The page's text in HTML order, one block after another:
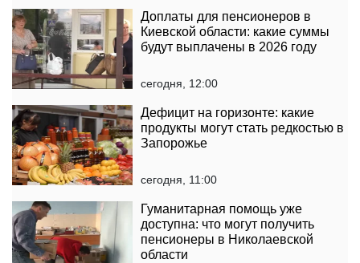
Доплаты для пенсионеров в
Киевской области: какие суммы
будут выплачены в 2026 году
сегодня, 12:00
Дефицит на горизонте: какие
продукты могут стать редкостью в
Запорожье
сегодня, 11:00
Гуманитарная помощь уже
доступна: что могут получить
пенсионеры в Николаевской
области